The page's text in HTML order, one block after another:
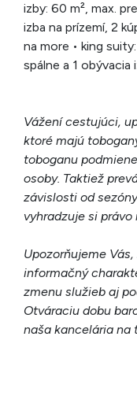
izby: 60 m², max.
izba na prízemí, 2
na more • king
spálne a 1 obývacia
Vážení cestujúci,
ktoré majú
toboganu
osoby. Taktiež
závislosti od
vyhradzuje si právo
Upozorňujeme
informačný
zmenu služieb aj
Otváraciu dobu
naša kancelária na